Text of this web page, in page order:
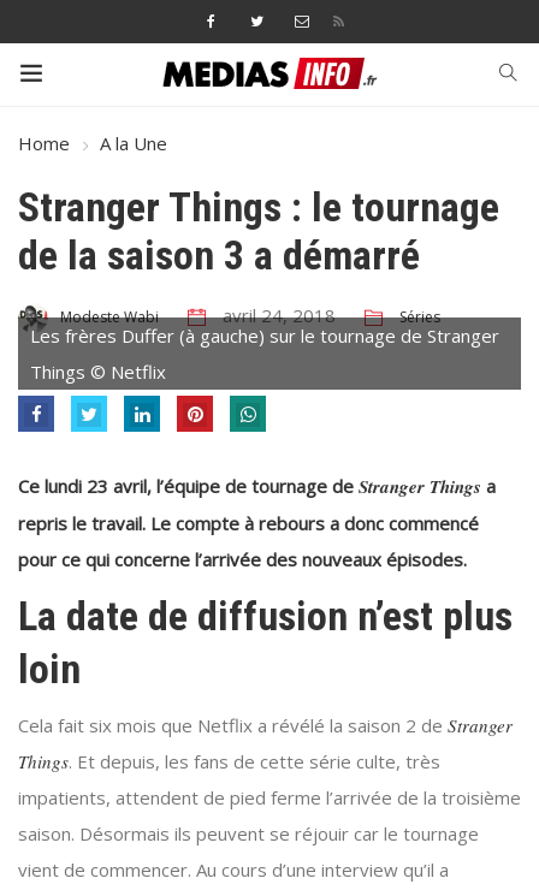
Home A la Une
Stranger Things : le tournage
de la saison 3 a démarré
Modeste Wabi avril 24, 2018 Séries
Les frères Duffer (à gauche) sur le tournage de Stranger
Things © Netflix
Ce lundi 23 avril, l’équipe de tournage de Stranger Things a
repris le travail. Le compte à rebours a donc commencé
pour ce qui concerne l’arrivée des nouveaux épisodes.
La date de diffusion n’est plus
loin
Cela fait six mois que Netflix a révélé la saison 2 de Stranger
Things. Et depuis, les fans de cette série culte, très
impatients, attendent de pied ferme l’arrivée de la troisième
saison. Désormais ils peuvent se réjouir car le tournage
vient de commencer. Au cours d’une interview qu’il a